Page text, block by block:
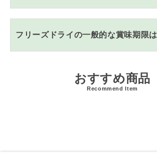
フリーズドライの一般的な賞味期限
おすすめ商品
Recommend Item